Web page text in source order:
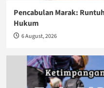
Pencabulan Marak:
Hukum
6 August, 2026